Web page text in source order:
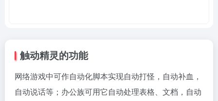
触动精灵的功能
网络游戏中可作自动化脚本实现自动打怪，自动补血，
自动说话等；办公族可用它自动处理表格、文档，自动